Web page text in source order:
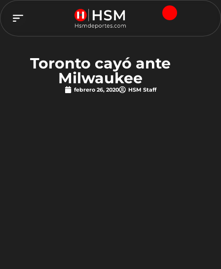
Toronto cayó ante
Milwaukee
febrero 26, 2020 HSM Staff